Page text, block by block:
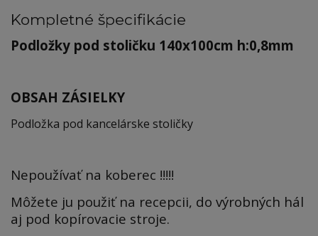
Kompletné špecifikácie
Podložky pod stoličku 140x100cm h:0,8mm
OBSAH ZÁSIELKY
Podložka pod kancelárske stoličky
Nepoužívať na koberec !!!!!
Môžete ju použiť na recepcii, do výrobných hál
aj pod kopírovacie stroje.